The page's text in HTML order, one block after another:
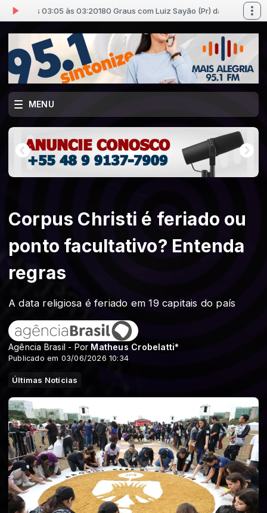
das 03:05 às 03:20180 Graus com Luiz Sayão (Pr) das 03:05 às 03:20
MENU
Corpus Christi é feriado ou
ponto facultativo? Entenda
regras
A data religiosa é feriado em 19 capitais do país
Agência Brasil - Por Matheus Crobelatti*
Publicado em 03/06/2026 10:34
Últimas Notícias